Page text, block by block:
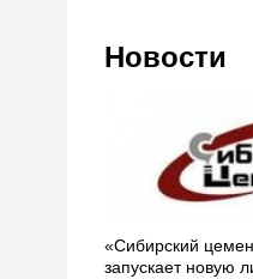
Новости
«Сибирский
запускает новую